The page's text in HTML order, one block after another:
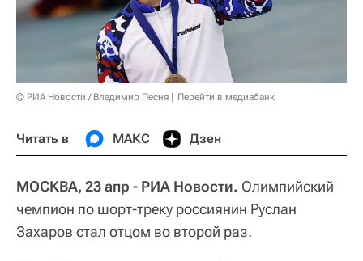
© РИА Новости / Владимир Песня Перейти в медиабанк
Читать в МАКС Дзен
МОСКВА, 23 апр - РИА Новости. Олимпийский
чемпион по шорт-треку россиянин Руслан
Захаров стал отцом во второй раз.